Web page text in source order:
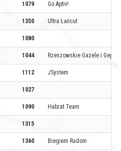
1079 Go Aptiv!
1350 Ultra Łańcut
1080
1044 Rzeszowskie Gazele i
1112 JSystem
1027
1090 Habrat Team
1315
1360 Biegiem Radom